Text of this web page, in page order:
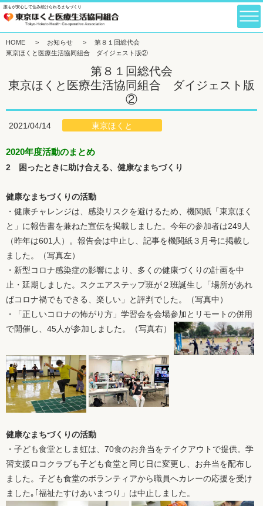
誰もが安心して住み続けられるまちづくり
HOME > お知らせ >
第８１回総代会
東京ほくと医療生活協同組合 ダイジェスト版②
第８１回総代会
東京ほくと医療生活協同組合 ダイジェスト版
②
2021/04/14 東京ほくと
2020年度活動のまとめ
2 困ったときに助け合える、健康なまちづくり
健康なまちづくりの活動
・健康チャレンジは、感染リスクを避けるため、機関紙「東京ほく
と」に報告書を兼ねた宣伝を掲載しました。今年の参加者は249人
（昨年は601人）。報告会は中止し、記事を機関紙３月号に掲載し
ました。（写真左）
・新型コロナ感染症の影響により、多くの健康づくりの計画を中
止・延期しました。スクエアステップ班が２班誕生し「場所があれ
ばコロナ禍でもできる、楽しい」と評判でした。（写真中）
・「正しいコロナの怖がり方」学習会を会場参加とリモートの併用
で開催し、45人が参加しました。（写真右）
健康なまちづくりの活動
・子ども食堂としま虹は、70食のお弁当をテイクアウトで提供。学
習支援ロコクラブも子ども食堂と同じ日に変更し、お弁当を配布し
ました。子ども食堂のボランティアから職員へカレーの応援を受け
ました｡｢福祉たすけあいまつり」は中止しました。